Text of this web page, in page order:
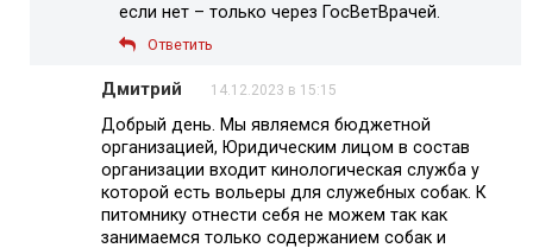
если нет – только через ГосВетВрачей.
Ответить
Дмитрий 14.12.2023 в 15:15
Добрый день. Мы являемся бюджетной
организацией, Юридическим лицом в состав
организации входит кинологическая служба у
которой есть вольеры для служебных собак. К
питомнику отнести себя не можем так как
занимаемся только содержанием собак и